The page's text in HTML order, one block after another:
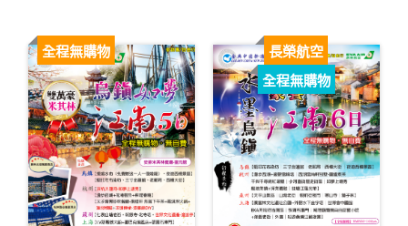
風華雙饗宴八日
$31900起
山景區.上海五日
$22900起
全程無購物
長榮航空
全程無購物